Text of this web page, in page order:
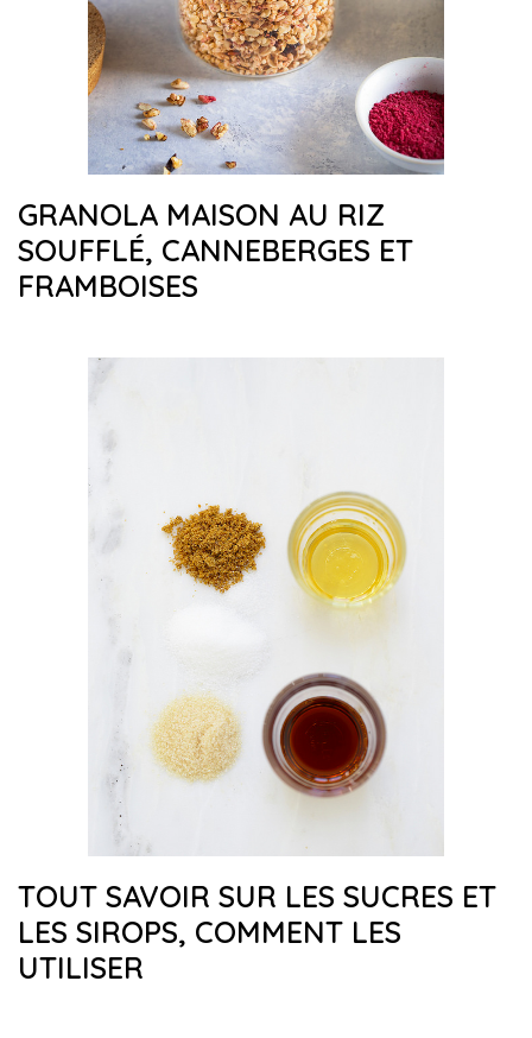
GRANOLA MAISON AU RIZ
SOUFFLÉ, CANNEBERGES ET
FRAMBOISES
TOUT SAVOIR SUR LES SUCRES ET
LES SIROPS, COMMENT LES
UTILISER